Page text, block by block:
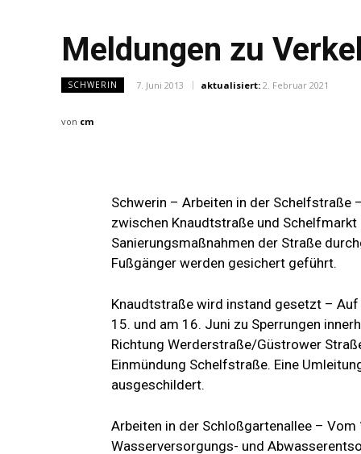
Meldungen zu
SCHWERIN 7. Juni 2013 aktualisiert: 2. Februar 2021
von cm
Schwerin – Arbeiten in der Schelfstraße
zwischen Knaudtstraße und
Sanierungsmaßnahmen der Straße
Fußgänger werden gesichert geführt.
Knaudtstraße wird instand gesetzt –
15. und am 16. Juni zu Sperrungen
Richtung Werderstraße/Güstrower
Einmündung Schelfstraße. Eine
ausgeschildert.
Arbeiten in der Schloßgartenallee –
Wasserversorgungs- und